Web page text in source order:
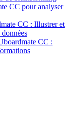
CC pour analyser
CC : Illustrer et
CC :